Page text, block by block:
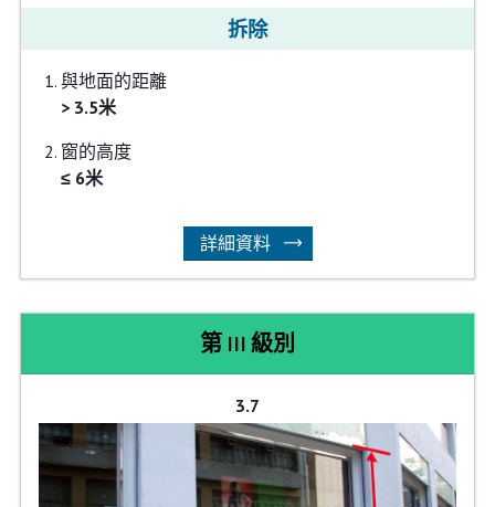
拆除
與地面的距離
> 3.5米
窗的高度
≤ 6米
詳細資料
第 III 級別
3.7